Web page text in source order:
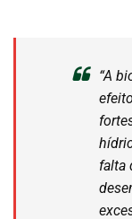
“A
falta